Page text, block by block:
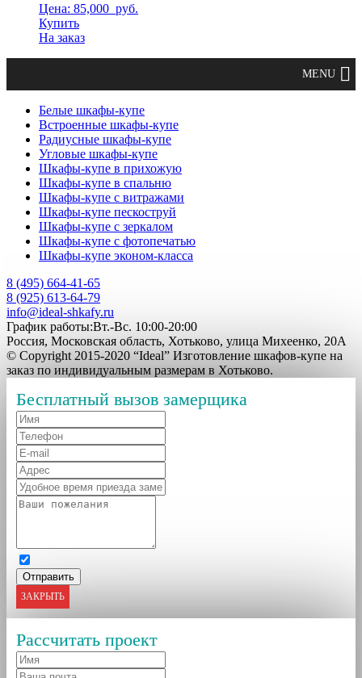
Цена: 85,000 руб.
Купить
На заказ
Белые шкафы-купе
Встроенные шкафы-купе
Радиусные шкафы-купе
Угловые шкафы-купе
Шкафы-купе в прихожую
Шкафы-купе в спальню
Шкафы-купе с витражами
Шкафы-купе пескоструй
Шкафы-купе с зеркалом
Шкафы-купе с фотопечатью
Шкафы-купе эконом-класса
8 (495) 664-41-65
8 (925) 613-64-79
info@ideal-shkafy.ru
График работы:Вт.-Вс. 10:00-20:00
Россия, Московская область, Хотьково, улица Михеенко, 20А
© Copyright 2015-2020 “Ideal” Изготовление шкафов-купе на
заказ по индивидуальным размерам в Хотьково.
Бесплатный вызов замерщика
ЗАКРЫТЬ
Рассчитать проект